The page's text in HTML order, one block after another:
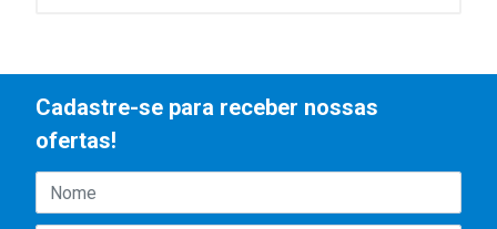
Cadastre-se para receber nossas
ofertas!